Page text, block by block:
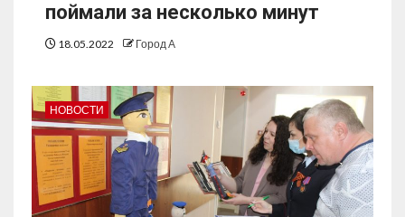
поймали за несколько минут
18.05.2022 Город А
НОВОСТИ